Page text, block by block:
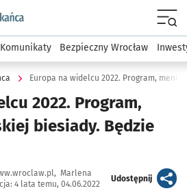
podserwis: Dla mieszkańca
Komunikaty Bezpieczny Wrocław
Europa na widelcu 2022. Program, menu
2022. Program,
biesiady. Będzie
Marlena
4 lata temu, 04.06.2022
Udostępnijartykuł